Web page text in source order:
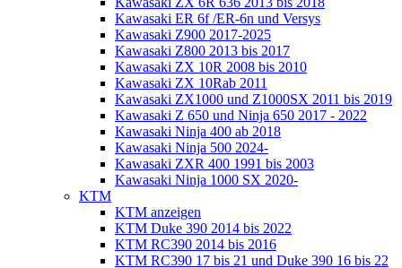
Kawasaki ER 6f /ER-6n und Versys
Kawasaki Z900 2017-2025
Kawasaki Z800 2013 bis 2017
Kawasaki ZX 10R 2008 bis 2010
Kawasaki ZX 10Rab 2011
Kawasaki ZX1000 und Z1000SX 2011 bis 2019
Kawasaki Z 650 und Ninja 650 2017 - 2022
Kawasaki Ninja 400 ab 2018
Kawasaki Ninja 500 2024-
Kawasaki ZXR 400 1991 bis 2003
Kawasaki Ninja 1000 SX 2020-
KTM
KTM anzeigen
KTM Duke 390 2014 bis 2022
KTM RC390 2014 bis 2016
KTM RC390 17 bis 21 und Duke 390 16 bis 22